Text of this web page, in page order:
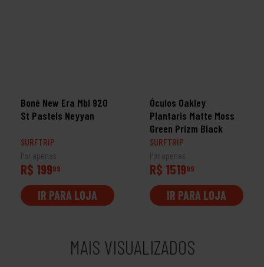
Boné New Era Mbl 920
St Pastels Neyyan
SURFTRIP
Por apenas
R$ 19999
IR PARA LOJA
Óculos Oakley
Plantaris Matte Moss
Green Prizm Black
SURFTRIP
Por apenas
R$ 151999
IR PARA LOJA
MAIS VISUALIZADOS